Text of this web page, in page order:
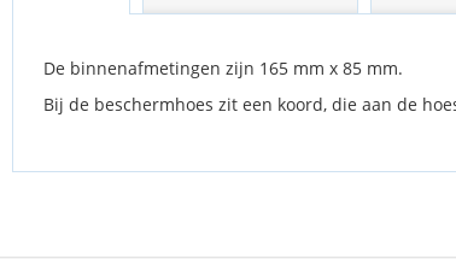
gallerij
De binnenafmetingen zijn 165 mm x 85 mm.
Bij de beschermhoes zit een koord, die aan de